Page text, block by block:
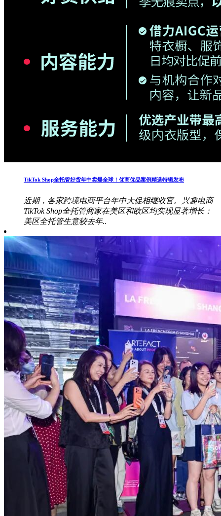
TikTok Shop全托管好货年中卖爆全球！优商优品案例精选特辑发布
近期，各家跨境电商平台年中大促相继收官。兴趣电商
TikTok Shop全托管商家在美区和欧区均实现显著增长：
美区全托管生意较去年..